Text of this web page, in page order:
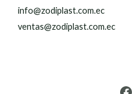
info@zodiplast.com.ec
ventas@zodiplast.com.ec